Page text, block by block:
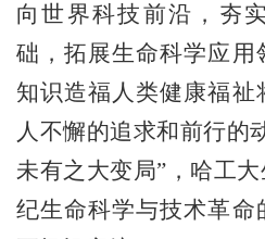
向世界科技前沿，夯
础，拓展生命科学应用
知识造福人类健康福祉
人不懈的追求和前行的
未有之大变局” ，哈工
纪生命科学与技术革命